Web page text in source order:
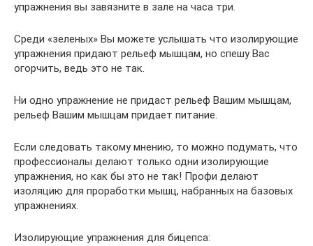
упражнения вы завязните в зале на часа три.
Среди «зеленых» Вы можете услышать что изолирующие
упражнения придают рельеф мышцам, но спешу Вас
огорчить, ведь это не так.
Ни одно упражнение не придаст рельеф Вашим мышцам,
рельеф Вашим мышцам придает питание.
Если следовать такому мнению, то можно подумать, что
профессионалы делают только одни изолирующие
упражнения, но как бы это не так! Профи делают
изоляцию для проработки мышц, набранных на базовых
упражнениях.
Изолирующие упражнения для бицепса: